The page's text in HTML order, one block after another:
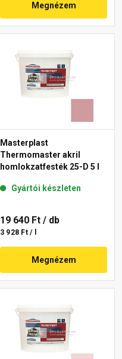
Megnézem
Masterplast
Thermomaster akril
homlokzatfesték 25-D 5 l
Gyártói készleten
19 640 Ft / db
3 928 Ft / l
Megnézem